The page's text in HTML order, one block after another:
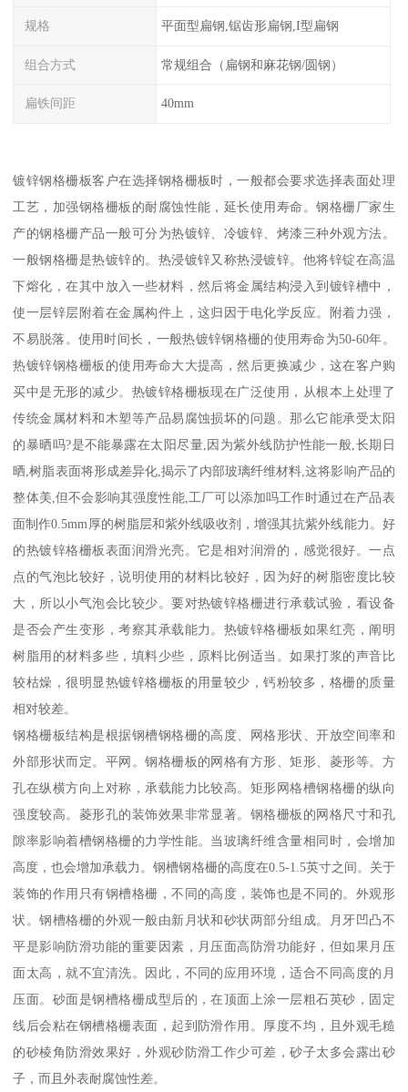
规格 平面型扁钢,锯齿形扁钢,I型扁钢
组合方式 常规组合（扁钢和麻花钢/圆钢）
扁铁间距 40mm
镀锌钢格栅板客户在选择钢格栅板时，一般都会要求选择表面处理
工艺，加强钢格栅板的耐腐蚀性能，延长使用寿命。钢格栅厂家生
产的钢格栅产品一般可分为热镀锌、冷镀锌、烤漆三种外观方法。
一般钢格栅是热镀锌的。热浸镀锌又称热浸镀锌。他将锌锭在高温
下熔化，在其中放入一些材料，然后将金属结构浸入到镀锌槽中，
使一层锌层附着在金属构件上，这归因于电化学反应。附着力强，
不易脱落。使用时间长，一般热镀锌钢格栅的使用寿命为50-60年。
热镀锌钢格栅板的使用寿命大大提高，然后更换减少，这在客户购
买中是无形的减少。热镀锌格栅板现在广泛使用，从根本上处理了
传统金属材料和木塑等产品易腐蚀损坏的问题。那么它能承受太阳
的暴晒吗?是不能暴露在太阳尽量,因为紫外线防护性能一般,长期日
晒,树脂表面将形成差异化,揭示了内部玻璃纤维材料,这将影响产品的
整体美,但不会影响其强度性能,工厂可以添加吗工作时通过在产品表
面制作0.5mm厚的树脂层和紫外线吸收剂，增强其抗紫外线能力。好
的热镀锌格栅板表面润滑光亮。它是相对润滑的，感觉很好。一点
点的气泡比较好，说明使用的材料比较好，因为好的树脂密度比较
大，所以小气泡会比较少。要对热镀锌格栅进行承载试验，看设备
是否会产生变形，考察其承载能力。热镀锌格栅板如果红亮，阐明
树脂用的材料多些，填料少些，原料比例适当。如果打浆的声音比
较枯燥，很明显热镀锌格栅板的用量较少，钙粉较多，格栅的质量
相对较差。
钢格栅板结构是根据钢槽钢格栅的高度、网格形状、开放空间率和
外部形状而定。平网。钢格栅板的网格有方形、矩形、菱形等。方
孔在纵横方向上对称，承载能力比较高。矩形网格槽钢格栅的纵向
强度较高。菱形孔的装饰效果非常显著。钢格栅板的网格尺寸和孔
隙率影响着槽钢格栅的力学性能。当玻璃纤维含量相同时，会增加
高度，也会增加承载力。钢槽钢格栅的高度在0.5-1.5英寸之间。关于
装饰的作用只有钢槽格栅，不同的高度，装饰也是不同的。外观形
状。钢槽格栅的外观一般由新月状和砂状两部分组成。月牙凹凸不
平是影响防滑功能的重要因素，月压面高防滑功能好，但如果月压
面太高，就不宜清洗。因此，不同的应用环境，适合不同高度的月
压面。砂面是钢槽格栅成型后的，在顶面上涂一层粗石英砂，固定
线后会粘在钢槽格栅表面，起到防滑作用。厚度不均，且外观毛糙
的砂棱角防滑效果好，外观砂防滑工作少可差，砂子太多会露出砂
子，而且外表耐腐蚀性差。